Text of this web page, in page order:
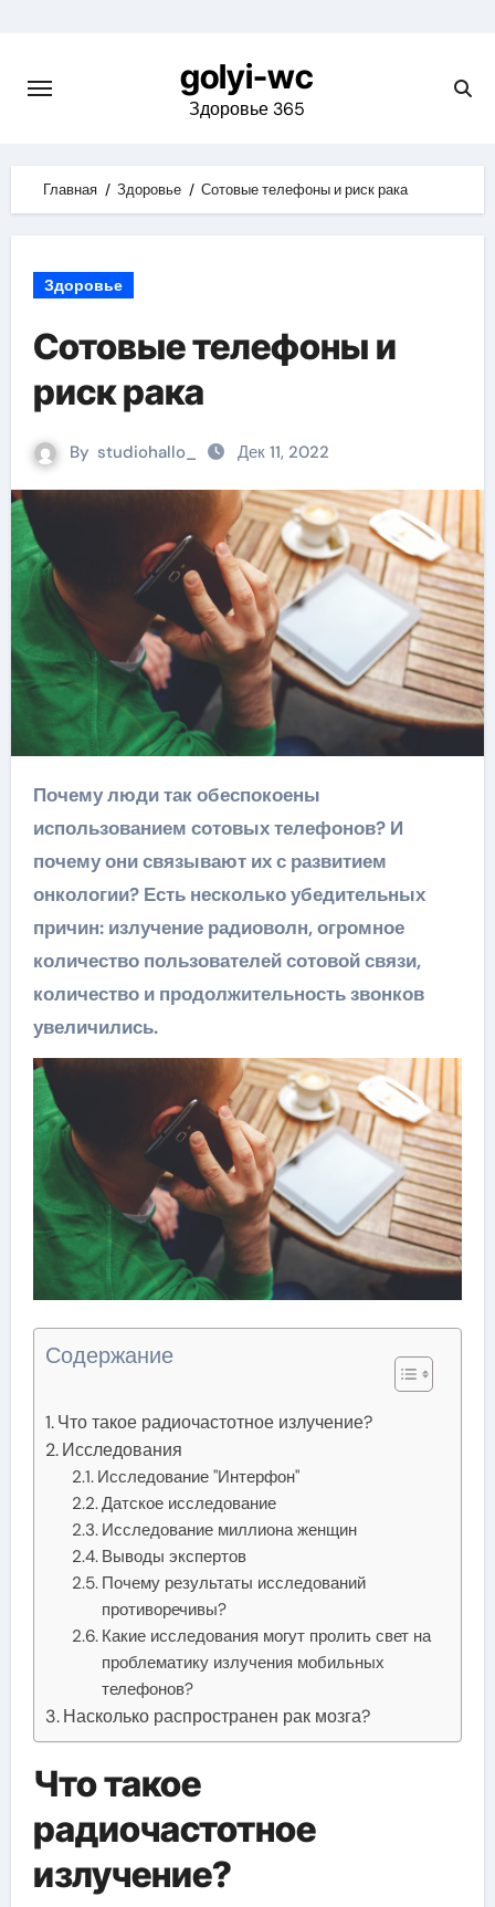
content
golyi-wc
Здоровье 365
Главная Здоровье Сотовые телефоны и риск рака
Здоровье
Сотовые телефоны и
риск рака
By studiohallo_ Дек 11, 2022
Почему люди так обеспокоены
использованием сотовых телефонов? И
почему они связывают их с развитием
онкологии? Есть несколько убедительных
причин: излучение радиоволн, огромное
количество пользователей сотовой связи,
количество и продолжительность звонков
увеличились.
Содержание
Что такое радиочастотное излучение?
Исследования
Исследование "Интерфон"
Датское исследование
Исследование миллиона женщин
Выводы экспертов
Почему результаты исследований
противоречивы?
Какие исследования могут пролить свет на
проблематику излучения мобильных
телефонов?
Насколько распространен рак мозга?
Что такое
радиочастотное
излучение?